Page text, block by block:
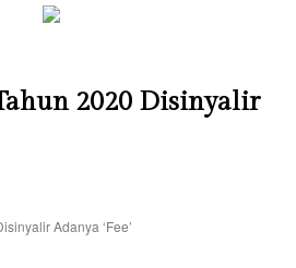
2020 Disinyalir